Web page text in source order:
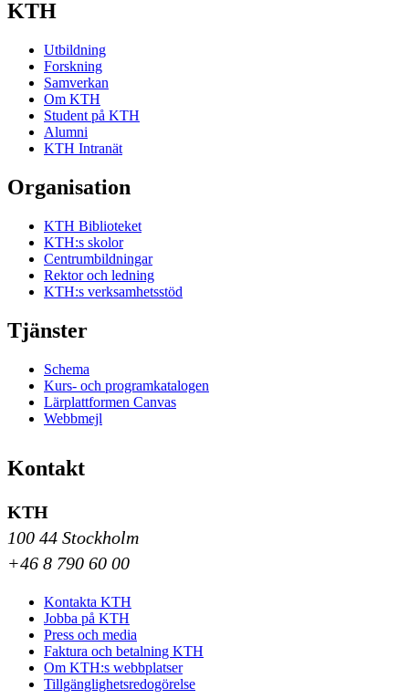
KTH
Utbildning
Forskning
Samverkan
Om KTH
Student på KTH
Alumni
KTH Intranät
Organisation
KTH Biblioteket
KTH:s skolor
Centrumbildningar
Rektor och ledning
KTH:s verksamhetsstöd
Tjänster
Schema
Kurs- och programkatalogen
Lärplattformen Canvas
Webbmejl
Kontakt
KTH
100 44 Stockholm
+46 8 790 60 00
Kontakta KTH
Jobba på KTH
Press och media
Faktura och betalning KTH
Om KTH:s webbplatser
Tillgänglighetsredogörelse